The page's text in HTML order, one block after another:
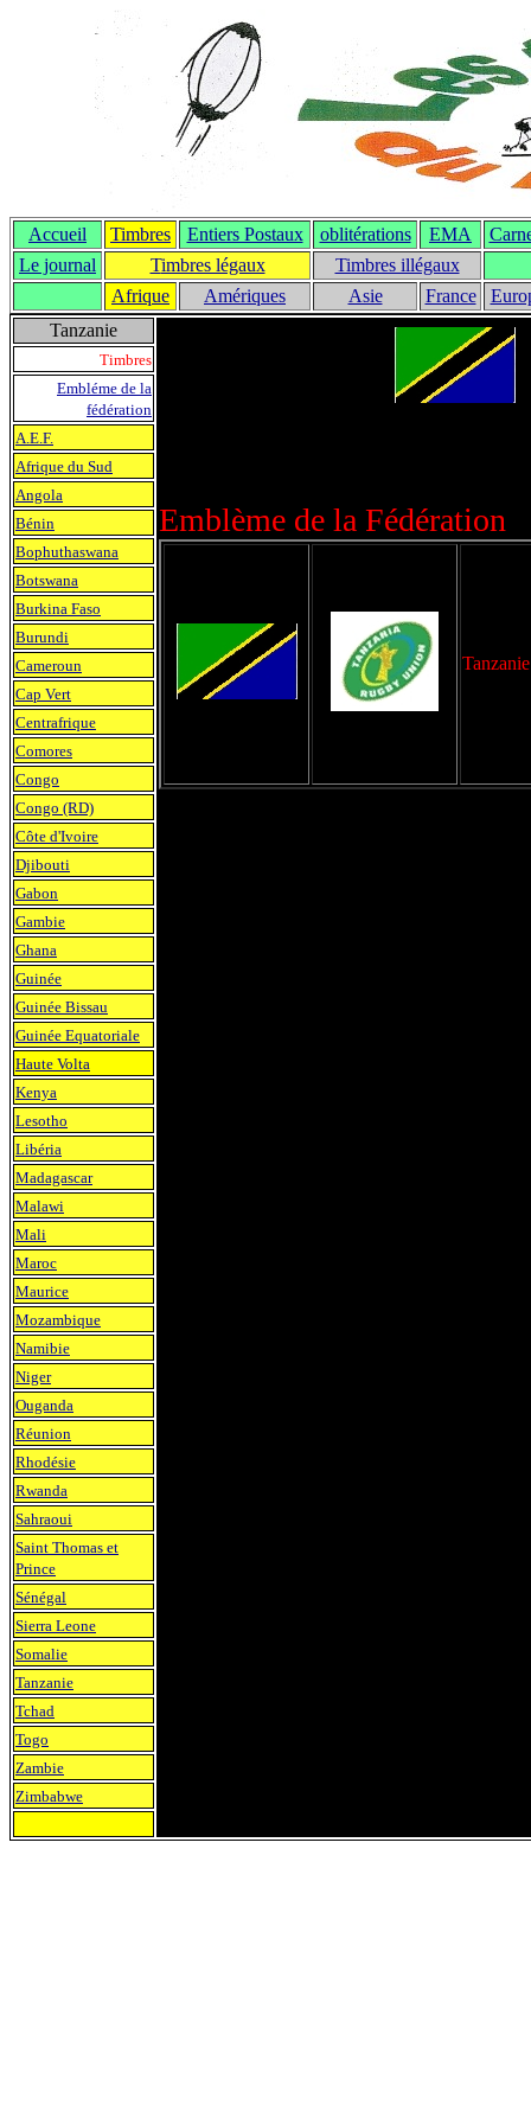
Accueil Timbres Entiers Postaux oblitérations EMA
Le journal
Timbres légaux
Timbres illégaux
Afrique
Amériques Asie France
Tanzanie
Emblème de la Fédération
Tanzanie
Timbres
Embléme de la
fédération
A.E.F.
Afrique du Sud
Angola
Bénin
Bophuthaswana
Botswana
Burkina Faso
Burundi
Cameroun
Cap Vert
Centrafrique
Comores
Congo
Congo (RD)
Côte d'Ivoire
Djibouti
Gabon
Gambie
Ghana
Guinée
Guinée Bissau
Guinée Equatoriale
Haute Volta
Kenya
Lesotho
Libéria
Madagascar
Malawi
Mali
Maroc
Maurice
Mozambique
Namibie
Niger
Ouganda
Réunion
Rhodésie
Rwanda
Sahraoui
Saint Thomas et
Prince
Sénégal
Sierra Leone
Somalie
Tanzanie
Tchad
Togo
Zambie
Zimbabwe